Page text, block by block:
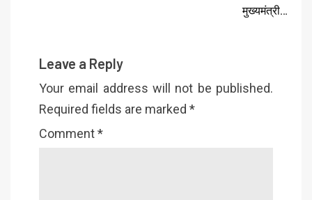
मुख्यमंत्री…
Leave a Reply
Your email address will not be published.
Required fields are marked *
Comment*